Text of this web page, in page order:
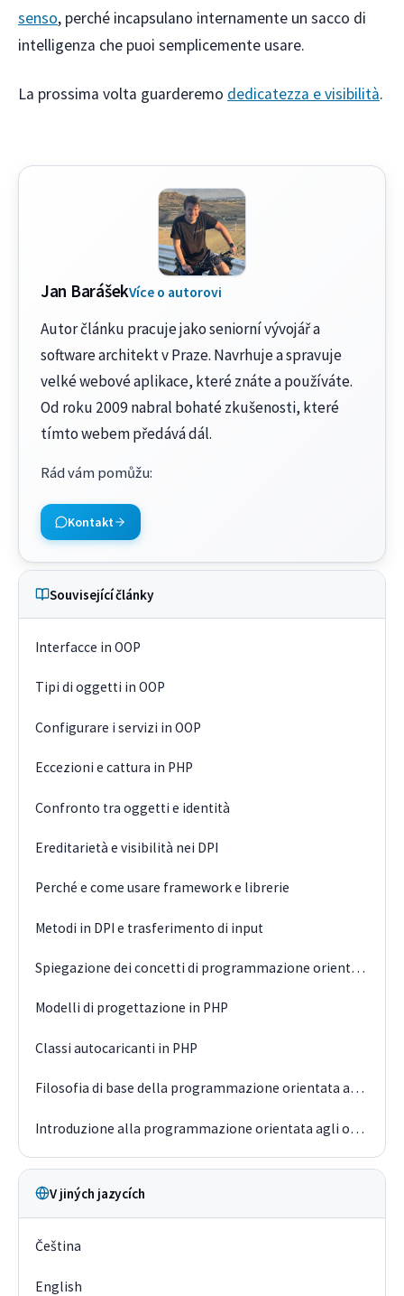
senso, perché incapsulano internamente un sacco di
intelligenza che puoi semplicemente usare.
La prossima volta guarderemo dedicatezza e visibilità.
Jan BarášekVíce o autorovi
Autor článku pracuje jako seniorní vývojář a
software architekt v Praze. Navrhuje a spravuje
velké webové aplikace, které znáte a používáte.
Od roku 2009 nabral bohaté zkušenosti, které
tímto webem předává dál.
Rád vám pomůžu:
Kontakt
Související články
Interfacce in OOP
Tipi di oggetti in OOP
Configurare i servizi in OOP
Eccezioni e cattura in PHP
Confronto tra oggetti e identità
Ereditarietà e visibilità nei DPI
Perché e come usare framework e librerie
Metodi in DPI e trasferimento di input
Spiegazione dei concetti di programmazione orientata agli oggetti
Modelli di progettazione in PHP
Classi autocaricanti in PHP
Filosofia di base della programmazione orientata agli oggetti
Introduzione alla programmazione orientata agli oggetti in PHP
V jiných jazycích
Čeština
English